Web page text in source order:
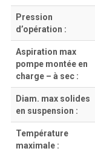
Pression
d’opération :
Aspiration max
pompe montée en
charge – à sec :
Diam. max solides
en suspension :
Température
maximale :